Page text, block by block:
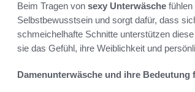
Beim Tragen von sexy Unterwäsche
Selbstbewusstsein und sorgt dafür, dass
schmeichelhafte Schnitte unterstützen
sie das Gefühl, ihre Weiblichkeit und
Damenunterwäsche und ihre Bedeutung